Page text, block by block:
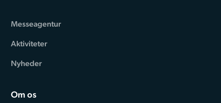
Messeagentur
Aktiviteter
Nyheder
Om os